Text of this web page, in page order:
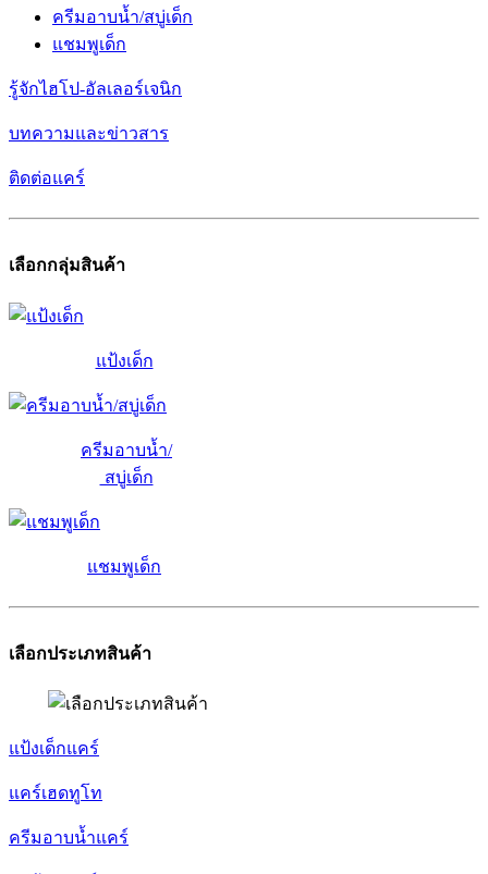
ครีมอาบน้ำ/สบู่เด็ก
แชมพูเด็ก
รู้จักไฮโป-อัลเลอร์เจนิก
บทความและข่าวสาร
ติดต่อแคร์
เลือกกลุ่มสินค้า
แป้งเด็ก
ครีมอาบน้ำ/
สบู่เด็ก
แชมพูเด็ก
เลือกประเภทสินค้า
แป้งเด็กแคร์
แคร์เฮดทูโท
ครีมอาบน้ำแคร์